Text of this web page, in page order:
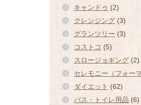
キャンドゥ (2)
クレンジング(3)
グランツリー (3)
コストコ (5)
スロージョギング (2)
セレモニー（フォー
ダイエット (62)
バス・トイレ用品 (6)